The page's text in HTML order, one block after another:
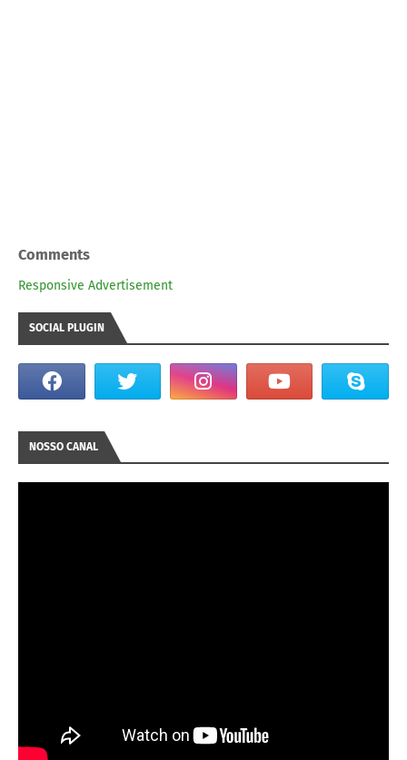
Comments
Responsive Advertisement
SOCIAL PLUGIN
NOSSO CANAL